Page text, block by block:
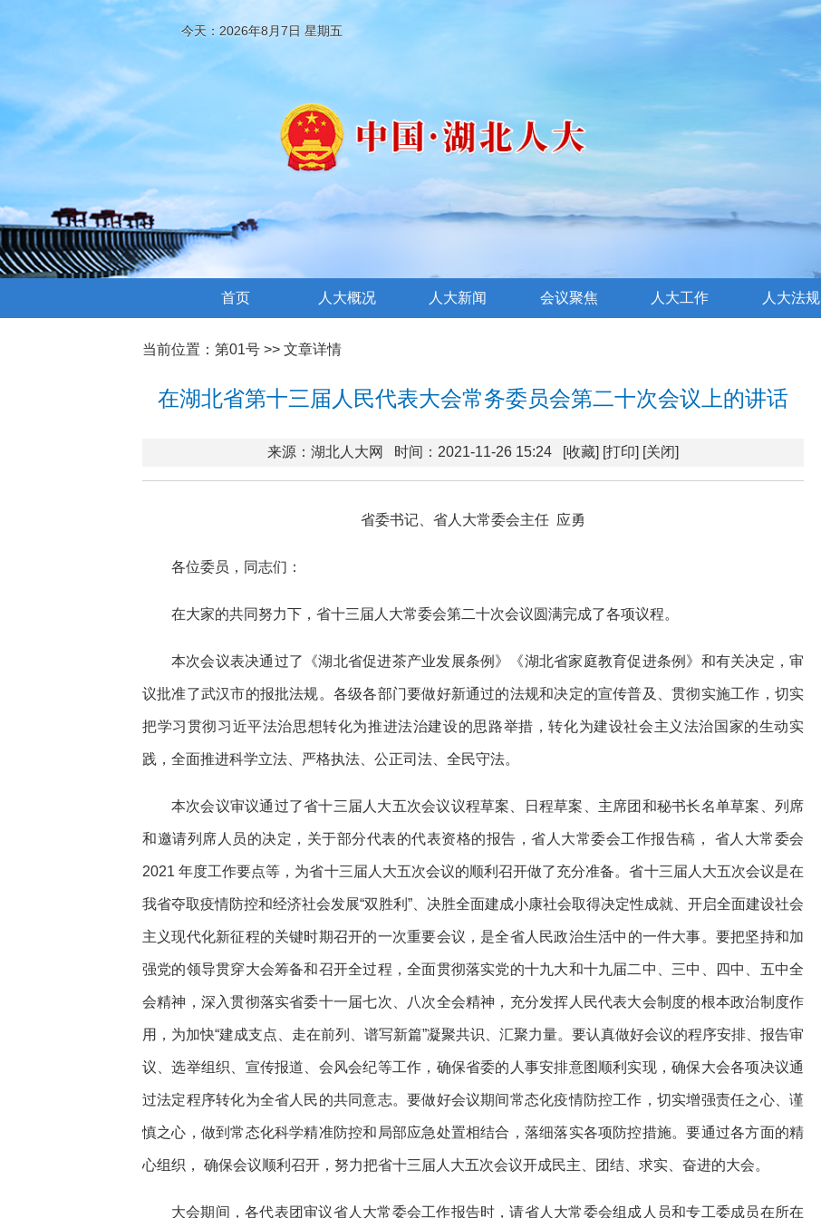
今天：2026年8月7日 星期五
首页 人大概况 人大新闻 会议聚焦 人大工作 人大法规
当前位置： 第01号 >> 文章详情
在湖北省第十三届人民代表大会常务委员会第二十次会议上的讲话
来源：湖北人大网 时间：2021-11-26 15:24 [收藏] [打印] [关闭]
省委书记、省人大常委会主任 应勇
各位委员，同志们：
在大家的共同努力下，省十三届人大常委会第二十次会议圆满完成了各项议程。
本次会议表决通过了《湖北省促进茶产业发展条例》《湖北省家庭教育促进条例》和有关决定，审
议批准了武汉市的报批法规。各级各部门要做好新通过的法规和决定的宣传普及、贯彻实施工作，切实
把学习贯彻习近平法治思想转化为推进法治建设的思路举措，转化为建设社会主义法治国家的生动实
践，全面推进科学立法、严格执法、公正司法、全民守法。
本次会议审议通过了省十三届人大五次会议议程草案、日程草案、主席团和秘书长名单草案、列席
和邀请列席人员的决定，关于部分代表的代表资格的报告，省人大常委会工作报告稿， 省人大常委会
2021 年度工作要点等，为省十三届人大五次会议的顺利召开做了充分准备。省十三届人大五次会议是在
我省夺取疫情防控和经济社会发展“双胜利”、决胜全面建成小康社会取得决定性成就、开启全面建设社会
主义现代化新征程的关键时期召开的一次重要会议，是全省人民政治生活中的一件大事。要把坚持和加
强党的领导贯穿大会筹备和召开全过程，全面贯彻落实党的十九大和十九届二中、三中、四中、五中全
会精神，深入贯彻落实省委十一届七次、八次全会精神，充分发挥人民代表大会制度的根本政治制度作
用，为加快“建成支点、走在前列、谱写新篇”凝聚共识、汇聚力量。要认真做好会议的程序安排、报告审
议、选举组织、宣传报道、会风会纪等工作，确保省委的人事安排意图顺利实现，确保大会各项决议通
过法定程序转化为全省人民的共同意志。要做好会议期间常态化疫情防控工作，切实增强责任之心、谨
慎之心，做到常态化科学精准防控和局部应急处置相结合，落细落实各项防控措施。要通过各方面的精
心组织， 确保会议顺利召开，努力把省十三届人大五次会议开成民主、团结、求实、奋进的大会。
大会期间，各代表团审议省人大常委会工作报告时，请省人大常委会组成人员和专工委成员在所在